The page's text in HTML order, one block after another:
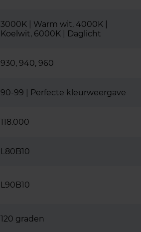
3000K | Warm wit, 4000K |
Koelwit, 6000K | Daglicht
930, 940, 960
90-99 | Perfecte kleurweergave
118.000
L80B10
L90B10
120 graden